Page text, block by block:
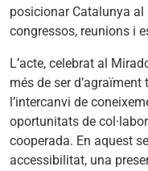
posicionar Catalunya al
congressos, reunions i
L’acte, celebrat al
més de ser
l’intercanvi de
oportunitats de
cooperada. En aquest
accessibilitat, una